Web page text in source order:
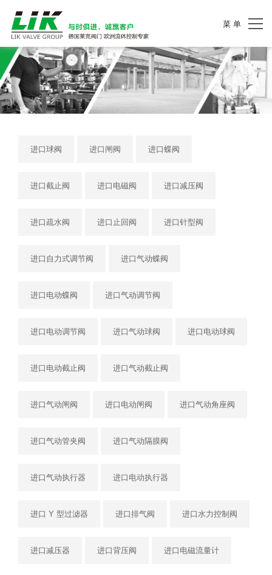
菜 单
进口球阀 进口闸阀 进口蝶阀
进口截止阀 进口电磁阀 进口减压阀
进口疏水阀 进口止回阀 进口针型阀
进口自力式调节阀 进口气动蝶阀
进口电动蝶阀 进口气动调节阀
进口电动调节阀 进口气动球阀 进口电动球阀
进口电动截止阀 进口气动截止阀
进口气动闸阀 进口电动闸阀 进口气动角座阀
进口气动管夹阀 进口气动隔膜阀
进口气动执行器 进口电动执行器
进口 Y 型过滤器 进口排气阀 进口水力控制阀
进口减压器 进口背压阀 进口电磁流量计